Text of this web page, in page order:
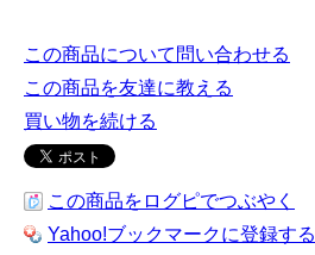
この商品について問い合わせる
この商品を友達に教える
買い物を続ける
この商品をログピでつぶやく
Yahoo!ブックマークに登録する